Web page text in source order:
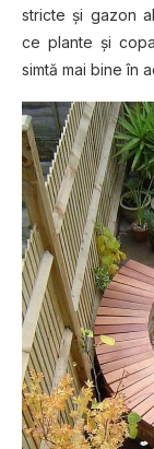
stricte şi gazon
ce plante şi
simtă mai bine în